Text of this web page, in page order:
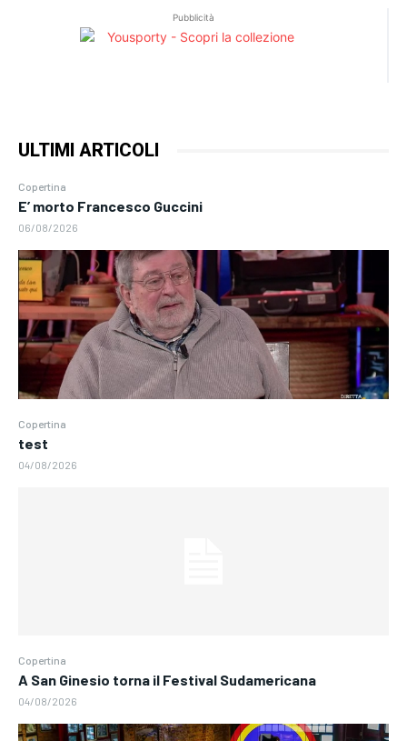
Pubblicità
ULTIMI ARTICOLI
Copertina
E’ morto Francesco Guccini
06/08/2026
Copertina
test
04/08/2026
Copertina
A San Ginesio torna il Festival Sudamericana
04/08/2026